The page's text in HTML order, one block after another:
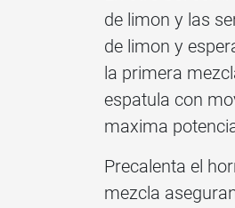
de limon y las
de limon y
la primera
espatula con
maxima
Precalenta el
mezcla